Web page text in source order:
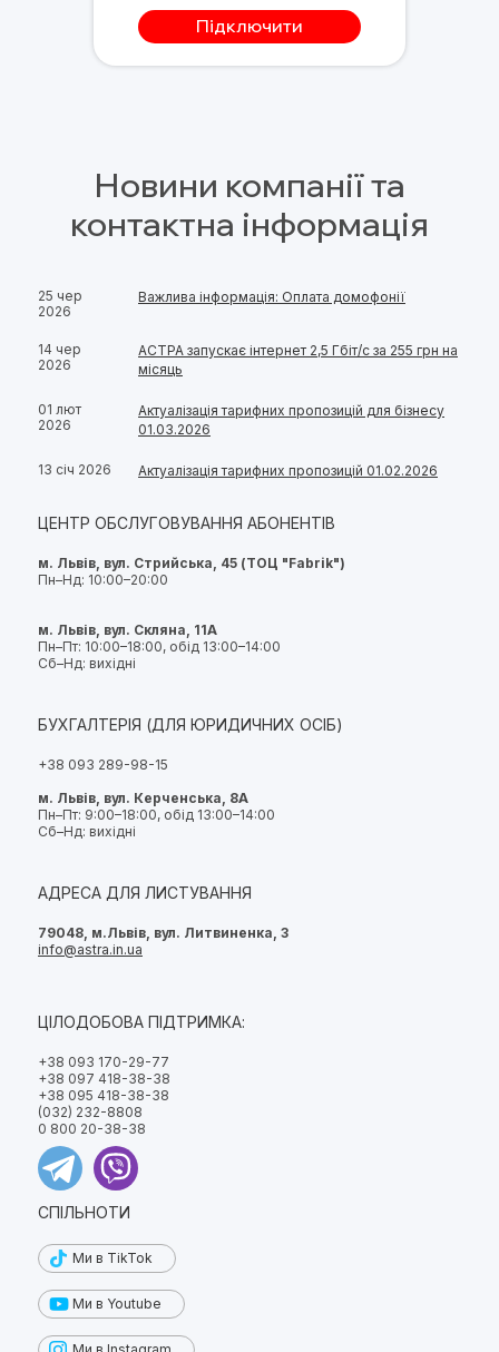
Підключити
Новини компанії та
контактна інформація
25 чер
2026
Важлива інформація: Оплата домофонії
14 чер
2026
АСТРА запускає інтернет 2,5 Гбіт/с за 255 грн на
місяць
01 лют
2026
Актуалізація тарифних пропозицій для бізнесу
01.03.2026
13 січ 2026 Актуалізація тарифних пропозицій 01.02.2026
ЦЕНТР ОБСЛУГОВУВАННЯ АБОНЕНТІВ
м. Львів, вул. Стрийська, 45 (ТОЦ "Fabrik")
Пн–Нд: 10:00–20:00
м. Львів, вул. Скляна, 11А
Пн–Пт: 10:00–18:00, обід 13:00–14:00
Сб–Нд: вихідні
БУХГАЛТЕРІЯ (ДЛЯ ЮРИДИЧНИХ ОСІБ)
+38 093 289-98-15
м. Львів, вул. Керченська, 8А
Пн–Пт: 9:00–18:00, обід 13:00–14:00
Сб–Нд: вихідні
АДРЕСА ДЛЯ ЛИСТУВАННЯ
79048, м.Львів, вул. Литвиненка, 3
info@astra.in.ua
ЦІЛОДОБОВА ПІДТРИМКА:
+38 093 170-29-77
+38 097 418-38-38
+38 095 418-38-38
(032) 232-8808
0 800 20-38-38
СПІЛЬНОТИ
Ми в TikTok
Ми в Youtube